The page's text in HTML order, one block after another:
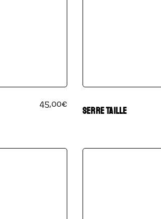
45,00€
SERRE TAILLE